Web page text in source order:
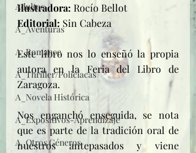
Adultos
A_Aventuras
A_Romance
A_Thriller/Policíacas
A_Novela Histórica
A_Expositivos-Aprendizaje
A_Otros Géneros
Ilustradora: Rocío Bellot
Editorial: Sin Cabeza
Este libro nos lo enseñó la propia
autora en la Feria del Libro de
Zaragoza.
Nos enganchó enseguida, se nota
que es parte de la tradición oral de
nuestros antepasados y viene